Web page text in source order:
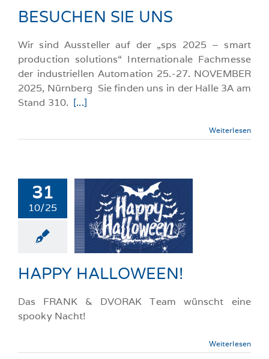
BESUCHEN SIE UNS
Wir sind Aussteller auf der „sps 2025 – smart
production solutions“ Internationale Fachmesse
der industriellen Automation 25.-27. NOVEMBER
2025, Nürnberg Sie finden uns in der Halle 3A am
Stand 310. [...]
Weiterlesen
31
10/25
HAPPY HALLOWEEN!
Das FRANK & DVORAK Team wünscht eine
spooky Nacht!
Weiterlesen